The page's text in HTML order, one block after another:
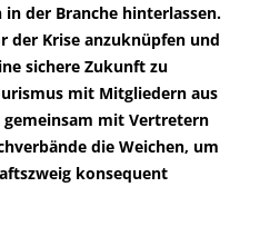
in der Branche hinterlassen.
der Krise anzuknüpfen und
sichere Zukunft zu
mit Mitgliedern aus
gemeinsam mit Vertretern
die Weichen, um
konsequent